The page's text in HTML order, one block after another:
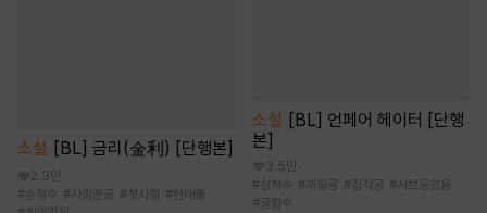
소설 [BL] 금리(金利) [단행본]
2.3만
#순정수 #사랑꾼공 #첫사랑 #현대물
소설 [BL] 언페어 헤이터 [단행
본]
3.5만
#상처수 #까칠공 #집착공 #서브공있음
#굴림수